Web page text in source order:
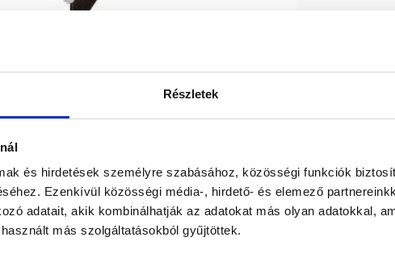
Részletek
és hirdetések személyre szabásához, közösségi funkciók
Ezenkívül közösségi média-, hirdető- és elemező
adatait, akik kombinálhatják az adatokat más olyan adatokkal,
más szolgáltatásokból gyűjtöttek.
Swept volume c.c. 181